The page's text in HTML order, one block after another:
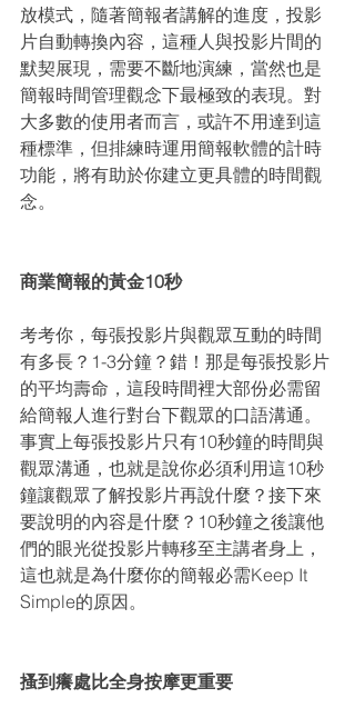
放模式，隨著簡報者講解的進度，投影
片自動轉換內容，這種人與投影片間的
默契展現，需要不斷地演練，當然也是
簡報時間管理觀念下最極致的表現。對
大多數的使用者而言，或許不用達到這
種標準，但排練時運用簡報軟體的計時
功能，將有助於你建立更具體的時間觀
念。
商業簡報的黃金10秒
考考你，每張投影片與觀眾互動的時間
有多長？1-3分鐘？錯！那是每張投影片
的平均壽命，這段時間裡大部份必需留
給簡報人進行對台下觀眾的口語溝通。
事實上每張投影片只有10秒鐘的時間與
觀眾溝通，也就是說你必須利用這10秒
鐘讓觀眾了解投影片再說什麼？接下來
要說明的內容是什麼？10秒鐘之後讓他
們的眼光從投影片轉移至主講者身上，
這也就是為什麼你的簡報必需Keep It
Simple的原因。
搔到癢處比全身按摩更重要